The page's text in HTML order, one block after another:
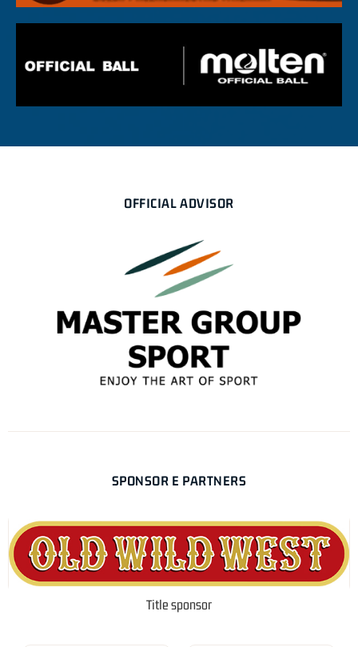
OFFICIAL ADVISOR
SPONSOR E PARTNERS
Title sponsor